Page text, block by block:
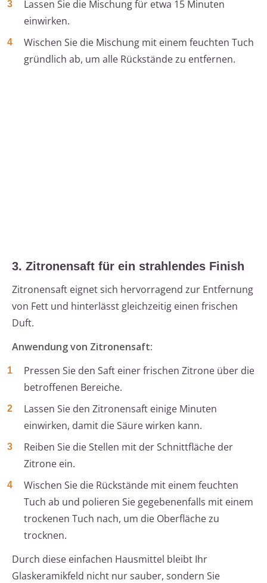
Lassen Sie die Mischung für etwa 15 Minuten
einwirken.
Wischen Sie die Mischung mit einem feuchten Tuch
gründlich ab, um alle Rückstände zu entfernen.
3. Zitronensaft für ein strahlendes Finish
Zitronensaft eignet sich hervorragend zur Entfernung
von Fett und hinterlässt gleichzeitig einen frischen
Duft.
Anwendung von Zitronensaft:
Pressen Sie den Saft einer frischen Zitrone über die
betroffenen Bereiche.
Lassen Sie den Zitronensaft einige Minuten
einwirken, damit die Säure wirken kann.
Reiben Sie die Stellen mit der Schnittfläche der
Zitrone ein.
Wischen Sie die Rückstände mit einem feuchten
Tuch ab und polieren Sie gegebenenfalls mit einem
trockenen Tuch nach, um die Oberfläche zu
trocknen.
Durch diese einfachen Hausmittel bleibt Ihr
Glaskeramikfeld nicht nur sauber, sondern Sie